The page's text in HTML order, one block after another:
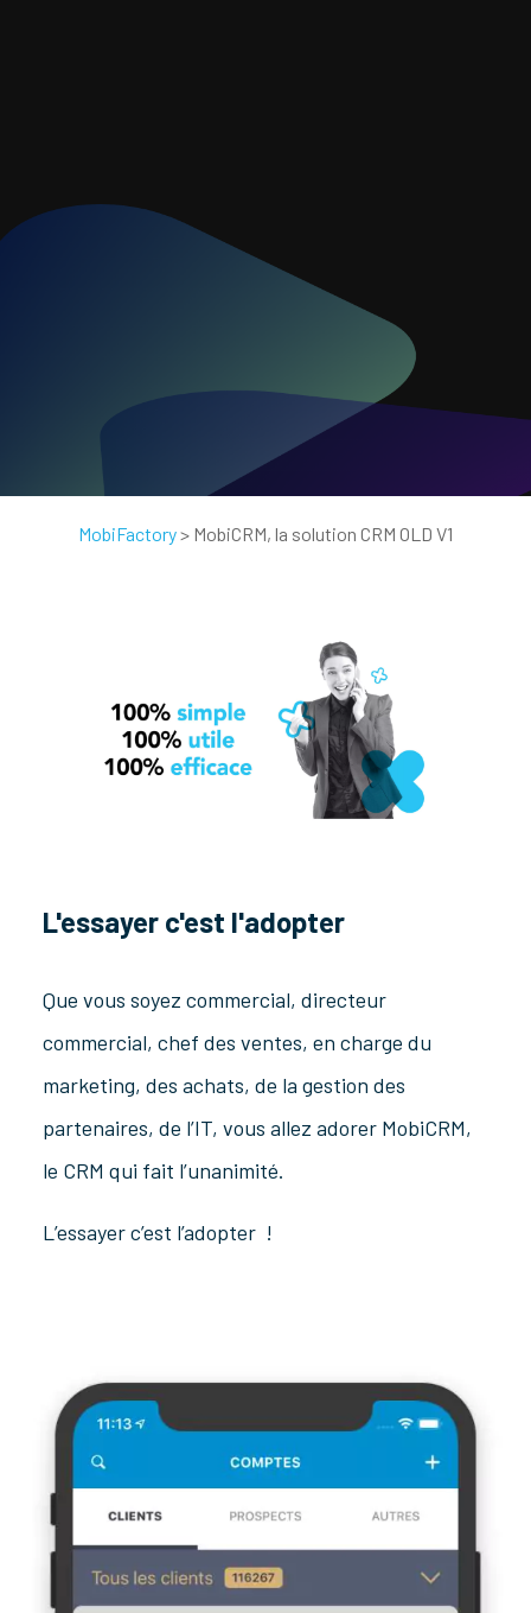
MobiFactory> MobiCRM, la solution CRM OLD V1
L'essayer c'est l'adopter
Que vous soyez commercial, directeur
commercial, chef des ventes, en charge du
marketing, des achats, de la gestion des
partenaires, de l’IT, vous allez adorer MobiCRM,
le CRM qui fait l’unanimité.
L’essayer c’est l’adopter !